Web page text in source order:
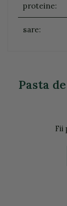
proteine:
sare:
Pasta
Fii